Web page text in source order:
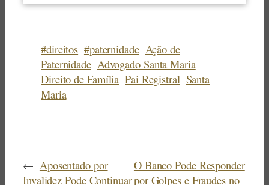
#direitos #paternidade Ação de
Paternidade Advogado Santa Maria
Direito de Família Pai Registral Santa
Maria
← Aposentado por
Invalidez Pode Continuar
O Banco Pode Responder
por Golpes e Fraudes no